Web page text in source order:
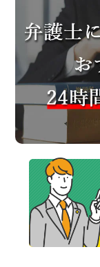
交通事故
遺産相続
労働問題
債権回収
IT・ネット
資金調達